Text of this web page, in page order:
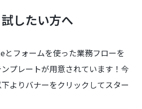
したい方へ
フォームを使った業務フローを
プレートが用意されています！今
よりバナーをクリックしてスター